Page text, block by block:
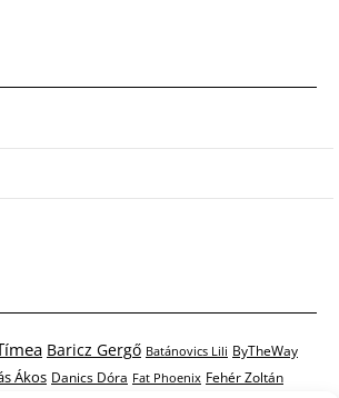
Baricz Gergő Batánovics Lili ByTheWay
Ákos Danics Dóra Fat Phoenix Fehér Zoltán